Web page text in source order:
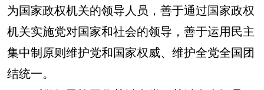
为国家政权机关的领导人员，善于通过国家政权
机关实施党对国家和社会的领导，善于运用民主
集中制原则维护党和国家权威、维护全党全国团
结统一。